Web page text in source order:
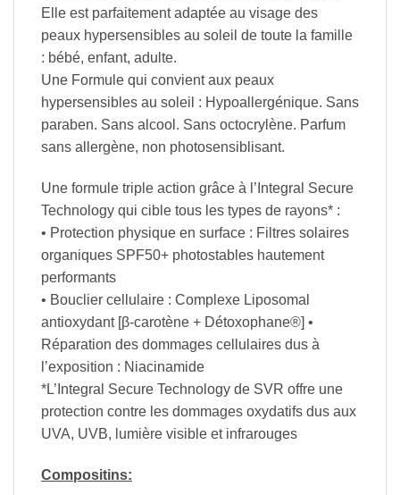
Elle est parfaitement adaptée au visage des
peaux hypersensibles au soleil de toute la famille
: bébé, enfant, adulte.
Une Formule qui convient aux peaux
hypersensibles au soleil : Hypoallergénique. Sans
paraben. Sans alcool. Sans octocrylène. Parfum
sans allergène, non photosensiblisant.
Une formule triple action grâce à l’Integral Secure
Technology qui cible tous les types de rayons* :
• Protection physique en surface : Filtres solaires
organiques SPF50+ photostables hautement
performants
• Bouclier cellulaire : Complexe Liposomal
antioxydant [β-carotène + Détoxophane®] •
Réparation des dommages cellulaires dus à
l’exposition : Niacinamide
*L’Integral Secure Technology de SVR offre une
protection contre les dommages oxydatifs dus aux
UVA, UVB, lumière visible et infrarouges
Compositins: